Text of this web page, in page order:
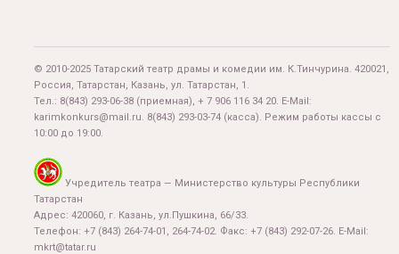
© 2010-2025 Татарский театр драмы и комедии им. К.Тинчурина. 420021,
Россия, Татарстан, Казань, ул. Татарстан, 1.
Тел.: 8(843) 293-06-38 (приемная), + 7 906 116 34 20. E-Mail:
karimkonkurs@mail.ru. 8(843) 293-03-74 (касса). Режим работы кассы с
10:00 до 19:00.
Учредитель театра — Министерство культуры Республики
Татарстан
Адрес: 420060, г. Казань, ул.Пушкина, 66/33.
Телефон: +7 (843) 264-74-01, 264-74-02. Факс: +7 (843) 292-07-26. E-Mail:
mkrt@tatar.ru